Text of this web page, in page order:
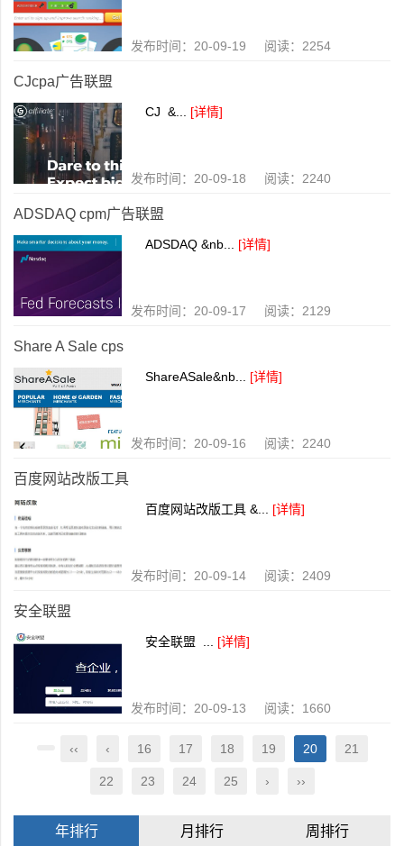
发布时间：20-09-19 阅读：2254
CJcpa广告联盟
CJ &... [详情]
发布时间：20-09-18 阅读：2240
ADSDAQ cpm广告联盟
ADSDAQ &nb... [详情]
发布时间：20-09-17 阅读：2129
Share A Sale cps
ShareASale&nb... [详情]
发布时间：20-09-16 阅读：2240
百度网站改版工具
百度网站改版工具 &... [详情]
发布时间：20-09-14 阅读：2409
安全联盟
安全联盟 ... [详情]
发布时间：20-09-13 阅读：1660
‹‹ ‹ 16 17 18 19 20 21
22 23 24 25 › ››
年排行 月排行 周排行